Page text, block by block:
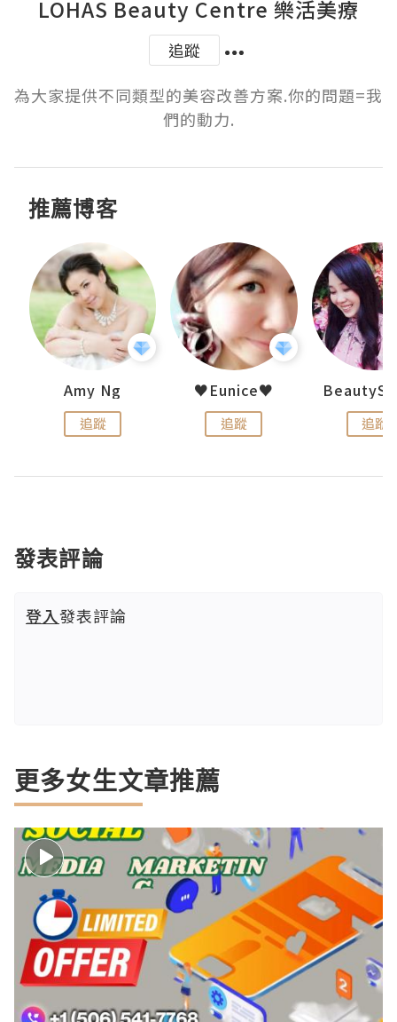
LOHAS Beauty Centre 樂活美療
追蹤
為大家提供不同類型的美容改善方案.你的問題=我
們的動力.
推薦博客
Amy Ng
追蹤
♥Eunice♥
追蹤 追蹤
發表評論
登入發表評論
更多女生文章推薦